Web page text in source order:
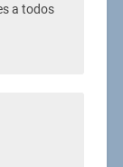
a todos